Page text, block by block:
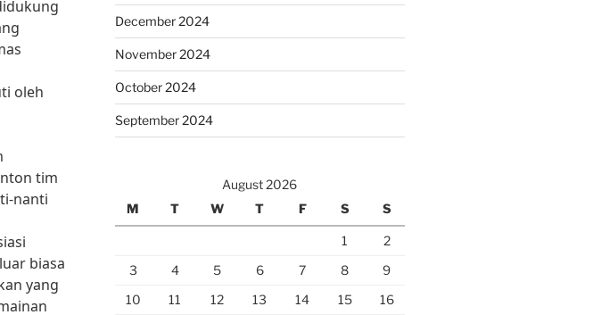
oleh
tim
nanti
biasa
yang
December 2024
November 2024
October 2024
September 2024
August 2026
M
T W T F S S
1
2
3
4 5 6 7 8
9
10
11 12 13 14 15
16